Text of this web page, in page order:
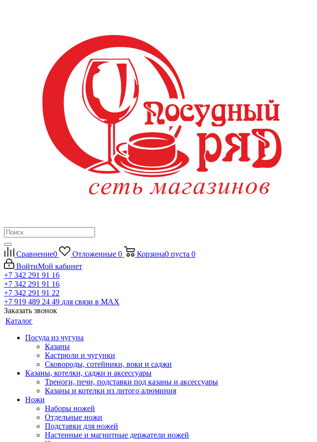
Сравнение0 Отложенные 0 Корзина0 пуста 0
ВойтиМой кабинет
+7 342 291 91 16
+7 342 291 91 16
+7 342 291 91 22
+7 919 489 24 49 для связи в МАХ
Заказать звонок
Каталог
Посуда из чугуна
Казаны
Кастрюли и чугунки
Сковороды, сотейники, воки и саджи
Казаны, котелки, саджи и аксессуары
Треноги, печи, подставки под казаны и аксессуары
Казаны и котелки из литого алюминия
Ножи
Наборы ножей
Отдельные ножи
Подставки для ножей
Настенные и магнитные держатели ножей